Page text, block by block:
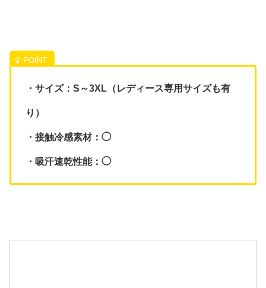
・サイズ：S～3XL（レディース専用サイズも有
り）
・接触冷感素材：◯
・吸汗速乾性能：◯